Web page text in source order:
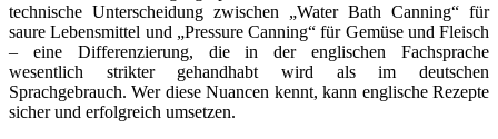
technische Unterscheidung zwischen „Water Bath Canning“ für
saure Lebensmittel und „Pressure Canning“ für Gemüse und Fleisch
– eine Differenzierung, die in der englischen Fachsprache
wesentlich strikter gehandhabt wird als im deutschen
Sprachgebrauch. Wer diese Nuancen kennt, kann englische Rezepte
sicher und erfolgreich umsetzen.